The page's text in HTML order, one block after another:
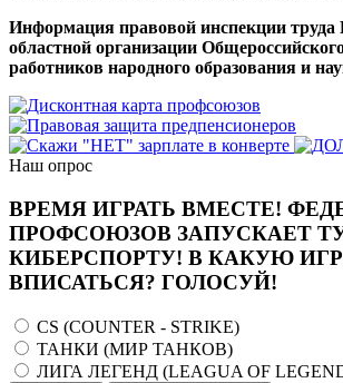
Информация правовой инспекции труда
областной организации
работников народного образования и
Наш опрос
ВРЕМЯ ИГРАТЬ ВМЕСТЕ!
ПРОФСОЮЗОВ ЗАПУСКАЕТ
КИБЕРСПОРТУ! В КАКУЮ
ВПИСАТЬСЯ? ГОЛОСУЙ!
CS (COUNTER - STRIKE)
ТАНКИ (МИР ТАНКОВ)
ЛИГА ЛЕГЕНД (LEAGUA OF